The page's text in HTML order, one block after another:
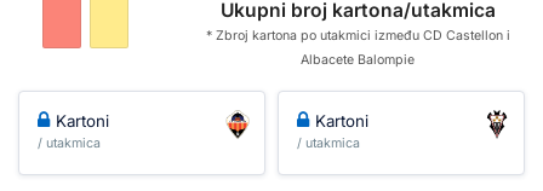
Ukupni broj kartona/utakmica
* Zbroj kartona po utakmici između CD Castellon i
Albacete Balompie
Kartoni
/ utakmica
Kartoni
/ utakmica